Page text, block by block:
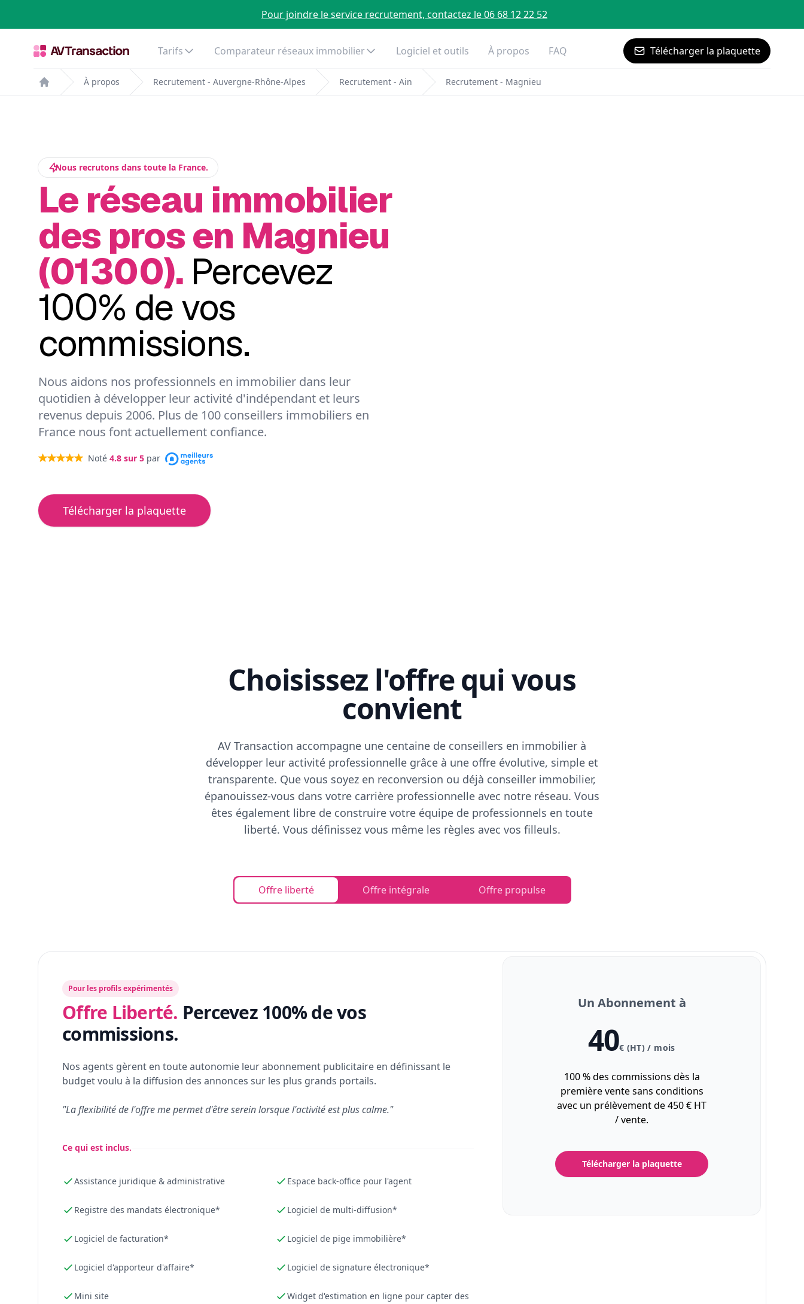
Pour joindre le service recrutement, contactez le 06 68 12 22 52
Tarifs Comparateur réseaux immobilier Logiciel et outils À propos FAQ Télécharger la plaquette
Home
À propos Recrutement - Auvergne-Rhône-Alpes Recrutement - Ain Recrutement - Magnieu
Nous recrutons dans toute la France.
Le réseau immobilier
des pros en Magnieu
(01300). Percevez
100% de vos
commissions.
Nous aidons nos professionnels en immobilier dans leur
quotidien à développer leur activité d'indépendant et leurs
revenus depuis 2006. Plus de 100 conseillers immobiliers en
France nous font actuellement confiance.
Noté 4.8 sur 5 par
Télécharger la plaquette
Choisissez l'offre qui vous
convient
AV Transaction accompagne une centaine de conseillers en immobilier à
développer leur activité professionnelle grâce à une offre évolutive, simple et
transparente. Que vous soyez en reconversion ou déjà conseiller immobilier,
épanouissez-vous dans votre carrière professionnelle avec notre réseau. Vous
êtes également libre de construire votre équipe de professionnels en toute
liberté. Vous définissez vous même les règles avec vos filleuls.
Offre liberté Offre intégrale Offre propulse
Pour les profils expérimentés
Offre Liberté. Percevez 100% de vos
commissions.
Nos agents gèrent en toute autonomie leur abonnement publicitaire en définissant le
budget voulu à la diffusion des annonces sur les plus grands portails.
"La flexibilité de l'offre me permet d'être serein lorsque l'activité est plus calme."
Ce qui est inclus.
Assistance juridique & administrative Espace back-office pour l'agent
Registre des mandats électronique* Logiciel de multi-diffusion*
Logiciel de facturation* Logiciel de pige immobilière*
Logiciel d'apporteur d'affaire* Logiciel de signature électronique*
Mini site
Widget d'estimation en ligne pour capter des
Un Abonnement à
40€ (HT) / mois
100 % des commissions dès la
première vente sans conditions
avec un prélèvement de 450 € HT
/ vente.
Télécharger la plaquette